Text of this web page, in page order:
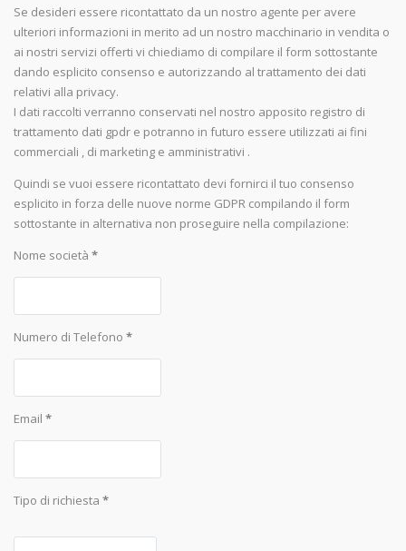
Se desideri essere ricontattato da un nostro agente per avere
ulteriori informazioni in merito ad un nostro macchinario in vendita o
ai nostri servizi offerti vi chiediamo di compilare il form sottostante
dando esplicito consenso e autorizzando al trattamento dei dati
relativi alla privacy.
I dati raccolti verranno conservati nel nostro apposito registro di
trattamento dati gpdr e potranno in futuro essere utilizzati ai fini
commerciali , di marketing e amministrativi .
Quindi se vuoi essere ricontattato devi fornirci il tuo consenso
esplicito in forza delle nuove norme GDPR compilando il form
sottostante in alternativa non proseguire nella compilazione:
Nome società *
Numero di Telefono *
Email *
Tipo di richiesta *